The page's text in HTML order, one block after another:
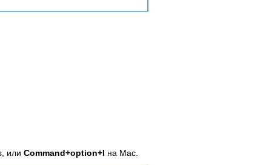
или Command+option+I на Mac.